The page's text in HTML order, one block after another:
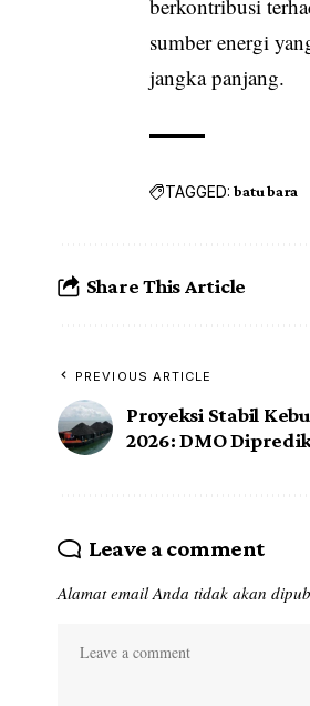
berkontribusi
sumber energi
jangka panjang.
TAGGED: batu bara
Share This Article
PREVIOUS ARTICLE
Proyeksi Stabil
2026: DMO
Leave a comment
Alamat email Anda tidak akan